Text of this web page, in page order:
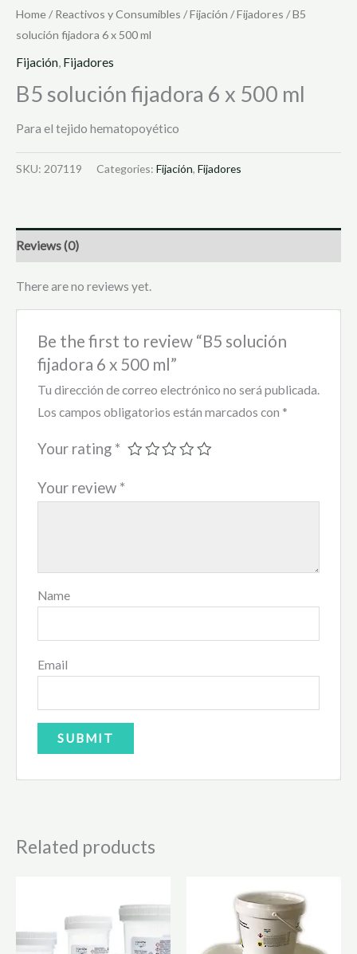
Home/Reactivos y Consumibles /Fijación /Fijadores / B5
solución fijadora 6 x 500 ml
Fijación, Fijadores
B5 solución fijadora 6 x 500 ml
Para el tejido hematopoyético
SKU: 207119 Categories: Fijación, Fijadores
Reviews (0)
There are no reviews yet.
Be the first to review “B5 solución
fijadora 6 x 500 ml”
Tu dirección de correo electrónico no será publicada.
Los campos obligatorios están marcados con *
Your rating *
Your review *
Name
Email
Related products